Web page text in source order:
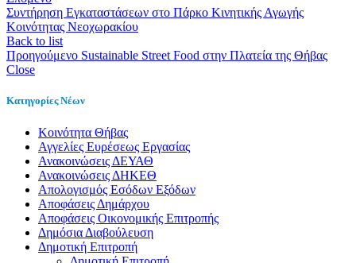
Συντήρηση Εγκαταστάσεων στο Πάρκο Κινητικής Αγωγής
Κοινότητας Νεοχωρακίου
Back to list
Προηγούμενο Sustainable Street Food στην Πλατεία της Θήβας
Close
Κατηγορίες Νέων
Kοινότητα Θήβας
Αγγελίες Ευρέσεως Εργασίας
Ανακοινώσεις ΔΕΥΑΘ
Ανακοινώσεις ΔΗΚΕΘ
Απολογισμός Εσόδων Εξόδων
Αποφάσεις Δημάρχου
Αποφάσεις Οικονομικής Επιτροπής
Δημόσια Διαβούλευση
Δημοτική Επιτροπή